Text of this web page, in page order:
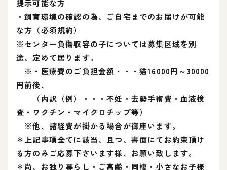
提示可能な方
・飼育環境の確認の為、ご自宅までのお届けが可能
な方（必須規約）
※センター負傷収容の子については募集区域を別
途、定めて居ります。
※・医療費のご負担金額・・・猫16000円～30000
円前後、
（内訳（例）・・・不妊・去勢手術費・血液検
査・ワクチン・マイクロチップ等）
※他、諸経費が掛かる場合が御座います。
＊上記事項全てに該当、且つ、書面にてお約束頂け
る方のみご応募下さいます様、お願い致します。
＊尚、お独り暮らし・ご高齢・同棲・小さなお子様